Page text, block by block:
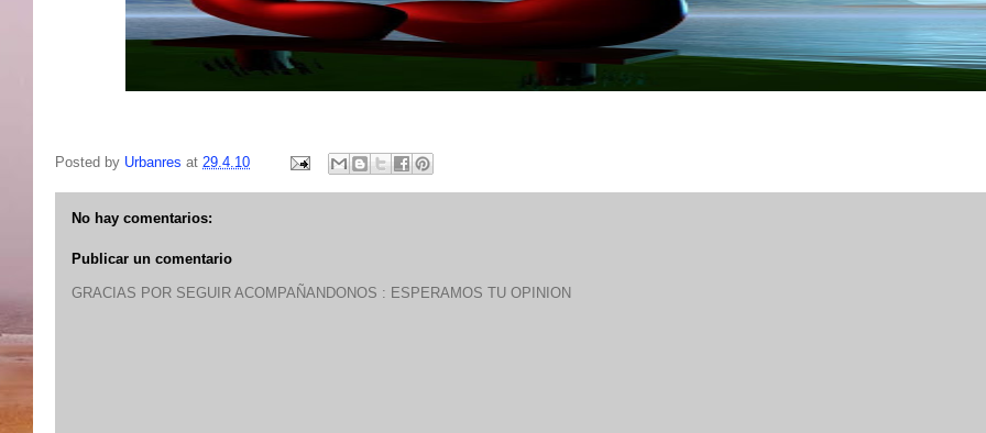
Posted by Urbanres at 29.4.10
No hay comentarios:
Publicar un comentario
GRACIAS POR SEGUIR ACOMPAÑANDONOS : ESPERAMOS TU OPINION